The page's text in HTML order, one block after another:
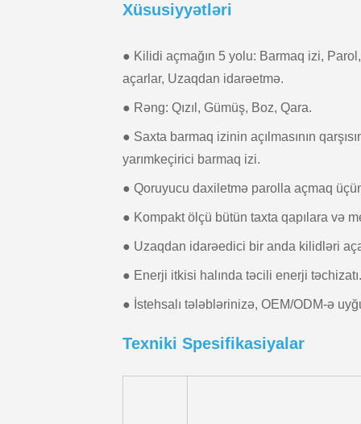
Xüsusiyyətləri
● Kilidi açmağın 5 yolu: Barmaq izi,
açarlar, Uzaqdan idarəetmə.
● Rəng: Qızıl, Gümüş, Boz, Qara.
● Saxta barmaq izinin açılmasının
yarımkeçirici barmaq izi.
● Qoruyucu daxiletmə parolla açmaq
● Kompakt ölçü bütün taxta qapılara və
● Uzaqdan idarəedici bir anda kilidləri
● Enerji itkisi halında təcili enerji təchizatı.
● İstehsalı tələblərinizə, OEM/ODM-ə
Texniki Spesifikasiyalar